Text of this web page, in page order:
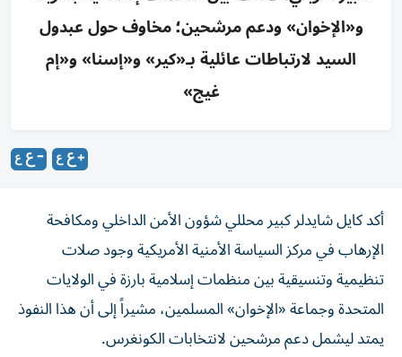
و«الإخوان» ودعم مرشحين؛ مخاوف حول عبدول
السيد لارتباطات عائلية بـ«كير» و«إسنا» و«إم
غيج»
أكد كايل شايدلر كبير محللي شؤون الأمن الداخلي ومكافحة
الإرهاب في مركز السياسة الأمنية الأمريكية وجود صلات
تنظيمية وتنسيقية بين منظمات إسلامية بارزة في الولايات
المتحدة وجماعة «الإخوان» المسلمين، مشيراً إلى أن هذا النفوذ
يمتد ليشمل دعم مرشحين لانتخابات الكونغرس.